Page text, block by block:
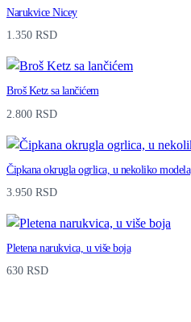
Narukvice Nicey
1.350 RSD
Broš Ketz sa lančićem
2.800 RSD
Čipkana okrugla ogrlica, u nekoliko modela
3.950 RSD
Pletena narukvica, u više boja
630 RSD